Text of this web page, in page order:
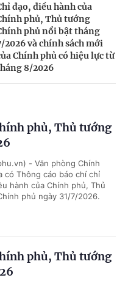
đạo, điều hành của
phủ, Thủ tướng
phủ nổi bật tháng
2026 và chính sách mới
Chính phủ có hiệu lực từ
8/2026
phủ, Thủ tướng
- Văn phòng Chính
có Thông cáo báo chí chỉ
hành của Chính phủ, Thủ
phủ ngày 31/7/2026.
phủ, Thủ tướng